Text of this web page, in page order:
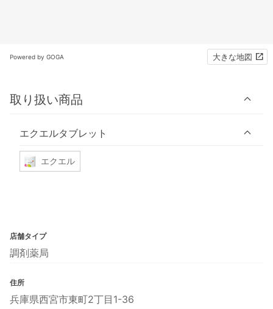
Powered by GOGA 大きな地図
取り扱い商品
エクエルタブレット
エクエル
店舗タイプ
調剤薬局
住所
兵庫県西宮市東町2丁目1-36